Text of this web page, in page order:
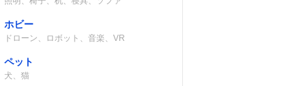
ホビー
ドローン、ロボット、音楽、VR
ペット
犬、猫